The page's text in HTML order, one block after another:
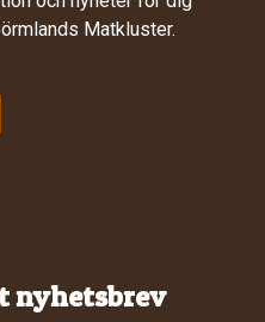
Matkluster.
nyhetsbrev